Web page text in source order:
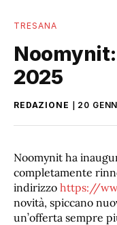
TRESANA
2025
REDAZIONE 20
Noomynit ha
completamente
indirizzo https://
novità, spiccano
un’offerta sempre